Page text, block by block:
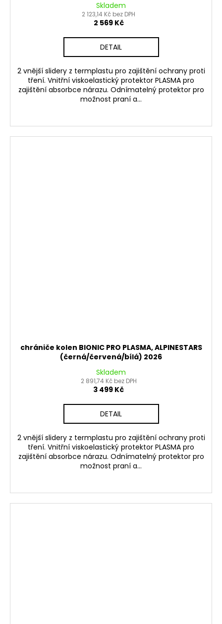
Skladem
2 123,14 Kč bez DPH
2 569 Kč
DETAIL
2 vnější slidery z termplastu pro zajištění ochrany proti
tření. Vnitřní viskoelastický protektor PLASMA pro
zajištění absorbce nárazu. Odnímatelný protektor pro
možnost praní a...
chrániče kolen BIONIC PRO PLASMA, ALPINESTARS
(černá/červená/bílá) 2026
Skladem
2 891,74 Kč bez DPH
3 499 Kč
DETAIL
2 vnější slidery z termplastu pro zajištění ochrany proti
tření. Vnitřní viskoelastický protektor PLASMA pro
zajištění absorbce nárazu. Odnímatelný protektor pro
možnost praní a...